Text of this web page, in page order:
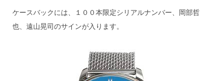
ケースバックには、１００本限定シリアルナンバー、岡部哲
也、遠山晃司のサインが入ります。